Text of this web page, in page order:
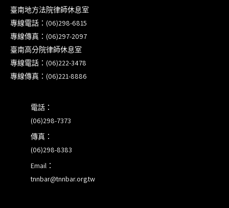
8/22~23「平反再導航:2026台灣冤平反協會年度論
壇｣
【重要公告】115年職場霸凌調查專業人才(律師)培
訓課程（雲嘉南場）錄取通知已發送
前報名，實體+線上併行)
臺南地方法院律師休息室
專線電話：(06)298-6815
專線傳真：(06)297-2097
臺南高分院律師休息室
專線電話：(06)222-3478
專線傳真：(06)221-8886
電話：
(06)298-7373
傳真：
(06)298-8383
Email：
tnnbar@tnnbar.org.tw